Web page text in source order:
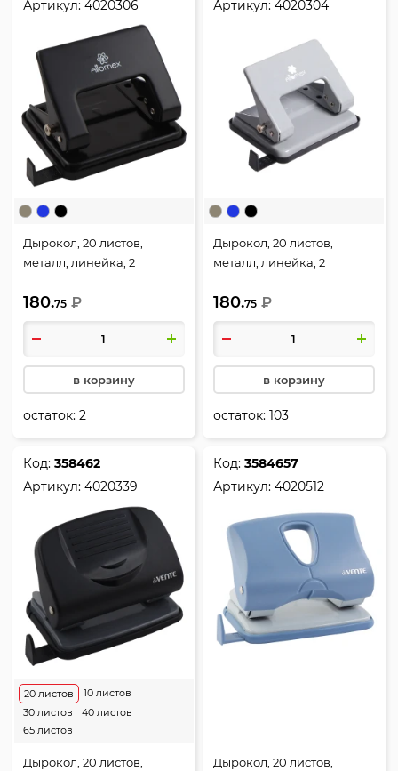
Артикул:4020306
Дырокол, 20 листов,
металл, линейка, 2
цвет черный, Attomex,
4020306
180.75 ₽
в корзину
остаток:2
Артикул:4020304
Дырокол, 20 листов,
металл, линейка, 2
цвет серый, Attomex,
4020304
180.75 ₽
в корзину
остаток:103
Код:358462
Артикул:4020339
10 листов
20 листов
30 листов
40 листов
65 листов
Дырокол, 20 листов,
Код:3584657
Артикул:4020512
Дырокол, 20 листов,